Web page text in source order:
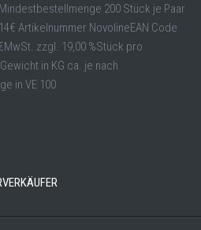
Mindestbestellmenge 200 Stück je Paar
14€ Artikelnummer NovolineEAN Code
zzgl. 19,00 %Stück pro
in KG ca. je nach
in VE 100